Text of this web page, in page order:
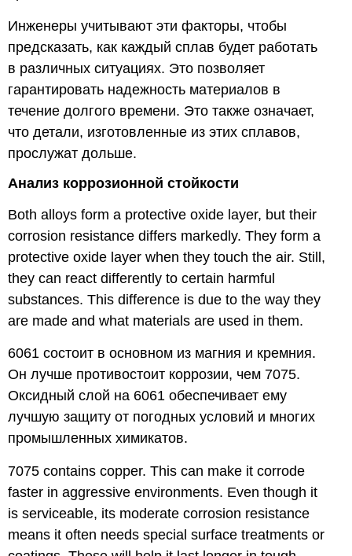
Инженеры учитывают эти факторы, чтобы
предсказать, как каждый сплав будет работать
в различных ситуациях. Это позволяет
гарантировать надежность материалов в
течение долгого времени. Это также означает,
что детали, изготовленные из этих сплавов,
прослужат дольше.
Анализ коррозионной стойкости
Both alloys form a protective oxide layer, but their
corrosion resistance differs markedly. They form a
protective oxide layer when they touch the air. Still,
they can react differently to certain harmful
substances. This difference is due to the way they
are made and what materials are used in them.
6061 состоит в основном из магния и кремния.
Он лучше противостоит коррозии, чем 7075.
Оксидный слой на 6061 обеспечивает ему
лучшую защиту от погодных условий и многих
промышленных химикатов.
7075 contains copper. This can make it corrode
faster in aggressive environments. Even though it
is serviceable, its moderate corrosion resistance
means it often needs special surface treatments or